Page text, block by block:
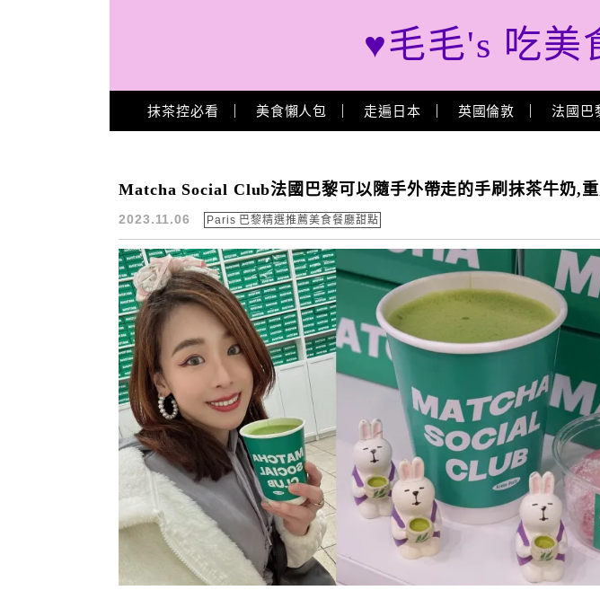
♥毛毛's 吃美
Main Menu
抹茶控必看 美食懶人包 走遍日本 英國倫敦 法國巴
手刷抹茶
Matcha Social Club法國巴黎可以隨手外帶走的手刷抹茶牛奶,重
2023.11.06 Paris 巴黎精選推薦美食餐廳甜點